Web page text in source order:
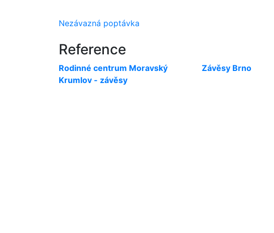
Nezávazná poptávka
Reference
Rodinné centrum Moravský
Krumlov - závěsy
Závěsy Brno
Pomoc s výběrem pergoly. Velmi